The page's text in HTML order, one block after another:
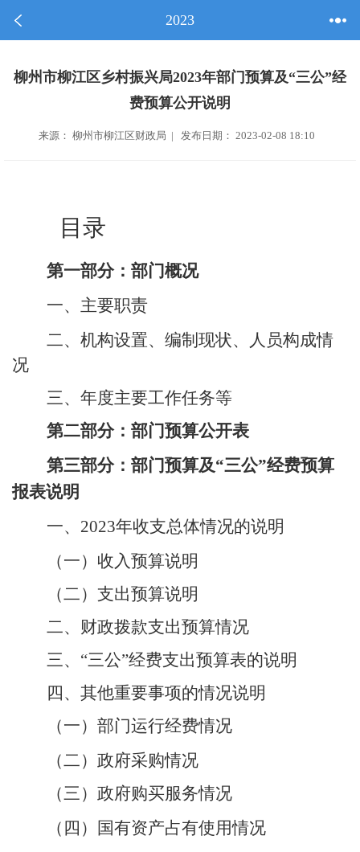
2023
柳州市柳江区乡村振兴局2023年部门预算及“三公”经
费预算公开说明
来源： 柳州市柳江区财政局 | 发布日期： 2023-02-08 18:10
目录
第一部分： 部门概况
一、 主要职责
二、机构设置、编制现状、人员构成情
况
三、年度主要工作任务等
第二部分： 部门预算公开表
第三部分： 部门预算及“三公”经费预算
报表说明
一、 2023年收支总体情况的说明
（一）收入预算说明
（二）支出预算说明
二、财政拨款支出预算情况
三、“三公”经费支出预算表的说明
四、其他重要事项的情况说明
（一） 部门运行经费情况
（二）政府采购情况
（三） 政府购买服务情况
（ 四 ）国有资产占有使用情况